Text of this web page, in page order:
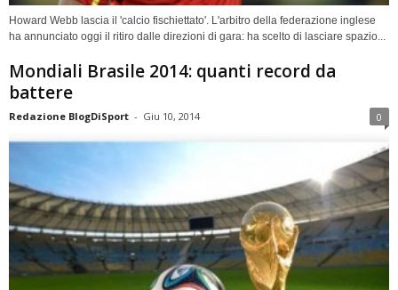
Howard Webb lascia il 'calcio fischiettato'. L'arbitro della federazione inglese
ha annunciato oggi il ritiro dalle direzioni di gara: ha scelto di lasciare spazio...
Mondiali Brasile 2014: quanti record da
battere
Redazione BlogDiSport - Giu 10, 2014 0